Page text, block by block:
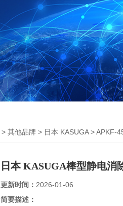
> 其他品牌 > 日本 KASUGA> APKF-
日本 KASUGA棒型静电消
更新时间： 2026-01-06
简要描述：